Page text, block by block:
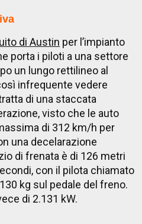
di Austin per l’impianto
porta i piloti a una settore
un lungo rettilineo al
infrequente vedere
di una staccata
visto che le auto
di 312 km/h per
una decelarazione
di frenata è di 126 metri
con il pilota chiamato
kg sul pedale del freno.
di 2.131 kW.